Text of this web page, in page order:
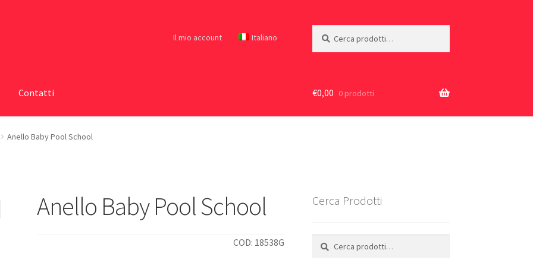
Il mio account Italiano
Contatti €0,00 0 prodotti
Anello Baby Pool School
Anello Baby Pool School
COD: 18538G
Cerca Prodotti
Cerca:
Cerca